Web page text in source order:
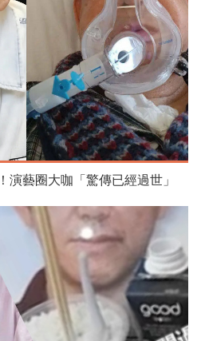
演藝圈大咖「驚傳已經過世」